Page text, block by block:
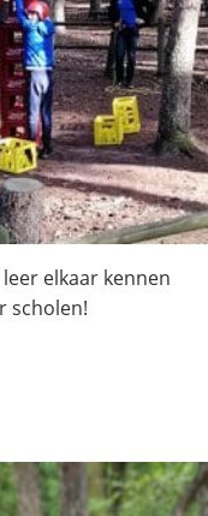
elkaar kennen
scholen!